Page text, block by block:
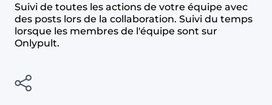
Suivi de toutes les actions de votre équipe avec
des posts lors de la collaboration. Suivi du temps
lorsque les membres de l'équipe sont sur
Onlypult.